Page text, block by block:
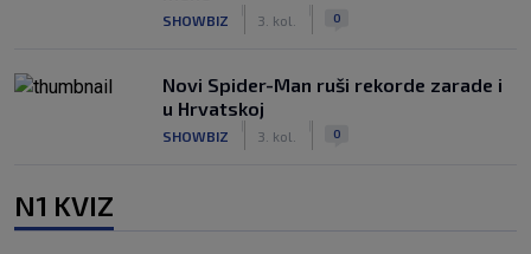
SHOWBIZ 3. kol. 0
Novi Spider-Man ruši rekorde zarade i
u Hrvatskoj
SHOWBIZ 3. kol. 0
N1 KVIZ